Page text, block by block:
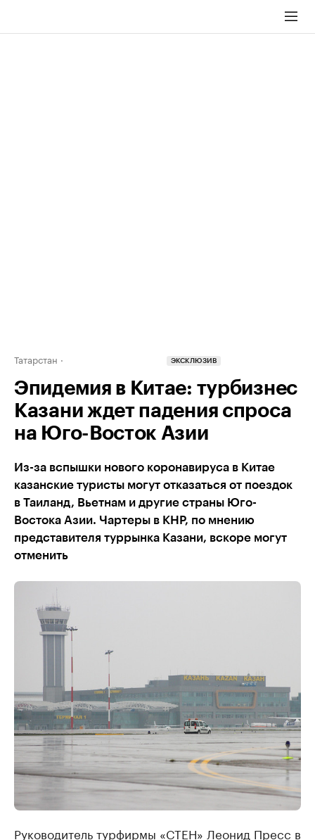
Татарстан ЭКСКЛЮЗИВ
Эпидемия в Китае: турбизнес
Казани ждет падения спроса
на Юго-Восток Азии
Из-за вспышки нового коронавируса в Китае
казанские туристы могут отказаться от поездок
в Таиланд, Вьетнам и другие страны Юго-
Востока Азии. Чартеры в КНР, по мнению
представителя туррынка Казани, вскоре могут
отменить
Руководитель турфирмы «СТЕН» Леонид Пресс в